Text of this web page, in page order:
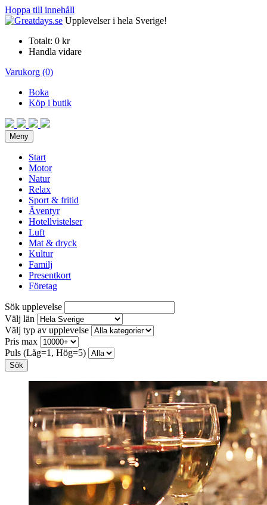
Hoppa till innehåll
Upplevelser i hela Sverige!
Totalt: 0 kr
Handla vidare
Varukorg (0)
Boka
Köp i butik
Meny
Start
Motor
Natur
Relax
Sport & fritid
Äventyr
Hotellvistelser
Luft
Mat & dryck
Kultur
Familj
Presentkort
Företag
Sök upplevelse
Välj län
Välj typ av upplevelse
Pris max
Puls (Låg=1, Hög=5)